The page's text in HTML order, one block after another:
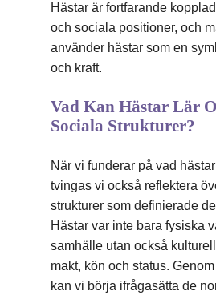
Hästar är fortfarande
och sociala positioner, och
använder hästar som en
och kraft.
Vad Kan Hästar Lär
Sociala Strukturer?
När vi funderar på vad
tvingas vi också reflektera
strukturer som definierade
Hästar var inte bara fysiska
samhälle utan också
makt, kön och status.
kan vi börja ifrågasätta de